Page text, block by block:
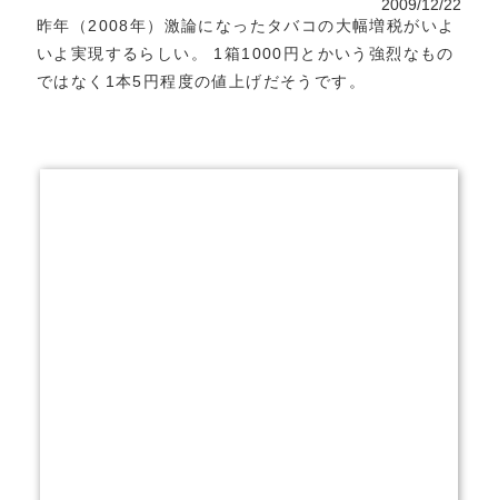
2009/12/22
昨年（2008年）激論になったタバコの大幅増税がいよ
いよ実現するらしい。 1箱1000円とかいう強烈なもの
ではなく1本5円程度の値上げだそうです。